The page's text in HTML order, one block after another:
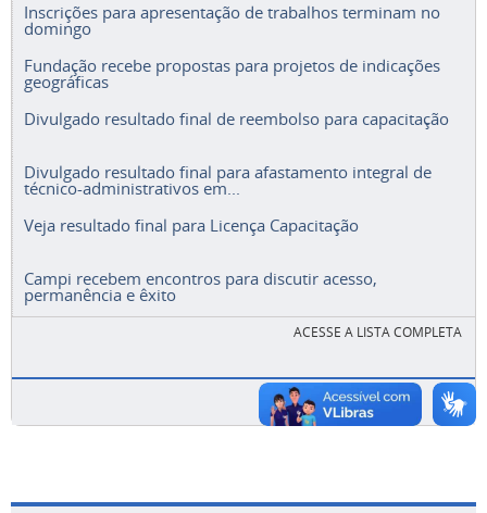
Inscrições para apresentação de trabalhos terminam no
domingo
Fundação recebe propostas para projetos de indicações
geográficas
Divulgado resultado final de reembolso para capacitação
Divulgado resultado final para afastamento integral de
técnico-administrativos em...
Veja resultado final para Licença Capacitação
Campi recebem encontros para discutir acesso,
permanência e êxito
ACESSE A LISTA COMPLETA